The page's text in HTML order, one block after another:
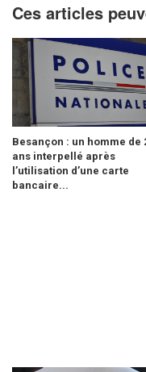
Ces articles
Besançon : un homme de
ans interpellé après
l’utilisation d’une carte
bancaire...